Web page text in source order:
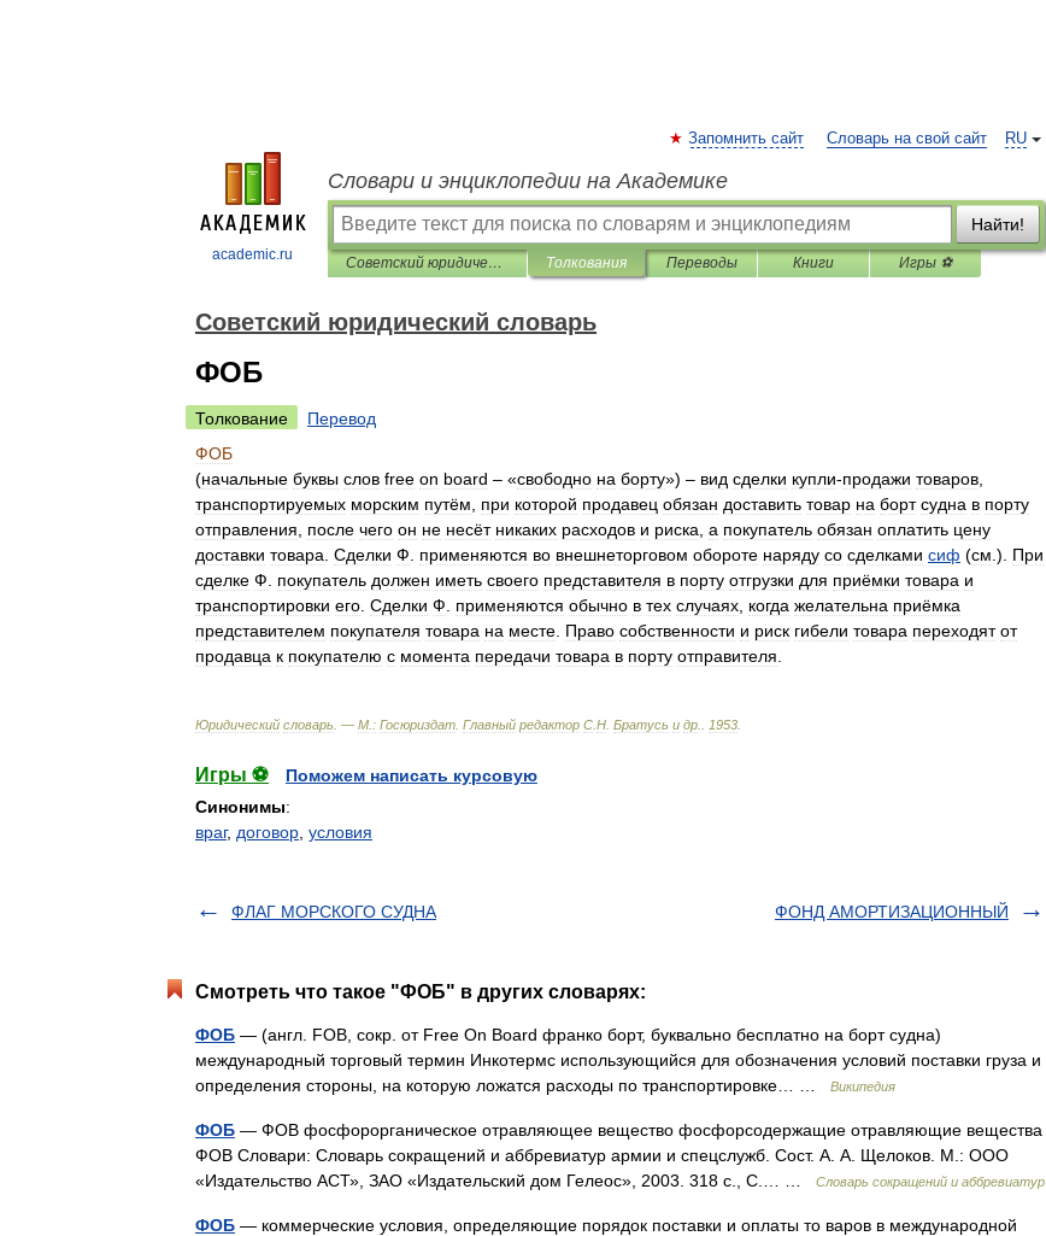
academic.ru
RU
Запомнить сайт Словарь на свой сайт
Словари и энциклопедии на Академике
Найти!
Советский юридический словарь Толкования Переводы Книги Игры ⚽
Советский юридический словарь
ФОБ
Толкование
Перевод
ФОБ
(начальные буквы слов free on board – «свободно на борту») – вид сделки купли-продажи товаров
транспортируемых морским путём при которой продавец обязан доставить товар на борт судна в порту
отправления
после чего он не несёт никаких расходов и риска а покупатель обязан оплатить цену
доставки товара Сделки Ф применяются во внешнеторговом обороте наряду со сделками сиф (см .). При
сделке Ф покупатель должен иметь своего представителя в порту отгрузки для приёмки товара и
транспортировки его Сделки Ф применяются обычно в тех случаях когда желательна приёмка
представителем покупателя товара на месте Право собственности и риск гибели товара переходят от
продавца к покупателю с момента передачи товара в порту отправителя
Юридический словарь . — М : Госюриздат Главный редактор С Н Братусь и др 1953
Игры ⚽
Поможем написать курсовую
Синонимы:
враг, договор условия
ФЛАГ МОРСКОГО СУДНА ФОНД АМОРТИЗАЦИОННЫЙ
Смотреть что такое "ФОБ" в других словарях:
ФОБ — (англ. FOB, сокр. от Free On Board франко борт, буквально бесплатно на борт судна)
международный торговый термин Инкотермс использующийся для обозначения условий поставки груза и
определения стороны, на которую ложатся расходы по транспортировке… …
Википедия
ФОБ — ФОВ фосфорорганическое отравляющее вещество фосфорсодержащие отравляющие вещества
ФОВ Словари: Словарь сокращений и аббревиатур армии и спецслужб. Сост. А. А. Щелоков. М.: ООО
«Издательство АСТ», ЗАО «Издательский дом Гелеос», 2003. 318 с., С.… …
Словарь сокращений и аббревиатур
ФОБ — коммерческие условия, определяющие порядок поставки и оплаты то варов в международной